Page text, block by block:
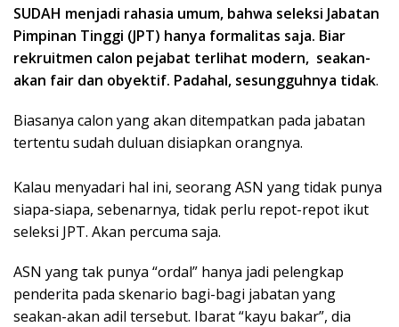
SUDAH menjadi rahasia umum, bahwa seleksi Jabatan
Pimpinan Tinggi (JPT) hanya formalitas saja. Biar
rekruitmen calon pejabat terlihat modern, seakan-
akan fair dan obyektif. Padahal, sesungguhnya tidak.
Biasanya calon yang akan ditempatkan pada jabatan
tertentu sudah duluan disiapkan orangnya.
Kalau menyadari hal ini, seorang ASN yang tidak punya
siapa-siapa, sebenarnya, tidak perlu repot-repot ikut
seleksi JPT. Akan percuma saja.
ASN yang tak punya “ordal” hanya jadi pelengkap
penderita pada skenario bagi-bagi jabatan yang
seakan-akan adil tersebut. Ibarat “kayu bakar”, dia